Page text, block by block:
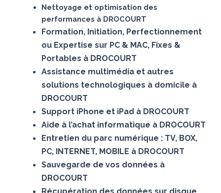
Nettoyage et optimisation des
performances à DROCOURT
Formation, Initiation, Perfectionnement
ou Expertise sur PC & MAC, Fixes &
Portables à DROCOURT
Assistance multimédia et autres
solutions technologiques à domicile à
DROCOURT
Support iPhone et iPad à DROCOURT
Aide à l’achat informatique à DROCOURT
Entretien du parc numérique : TV, BOX,
PC, INTERNET, MOBILE à DROCOURT
Sauvegarde de vos données à
DROCOURT
Récupération des données sur disque